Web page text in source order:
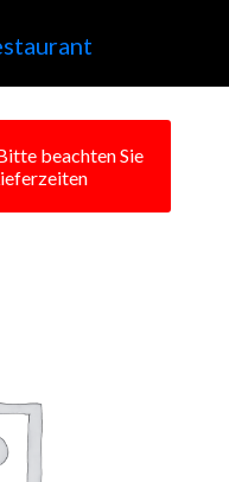
beachten Sie